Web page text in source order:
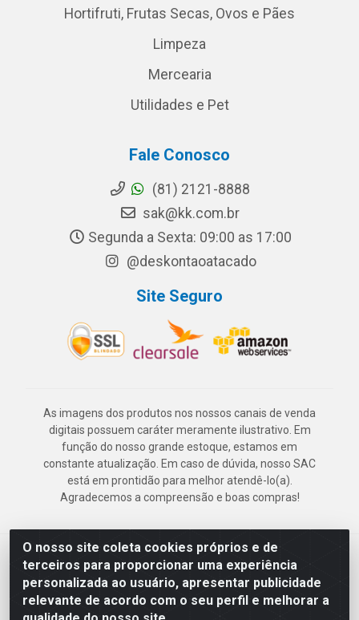
O nosso site coleta cookies próprios e de
terceiros para proporcionar uma experiência
personalizada ao usuário, apresentar publicidade
relevante de acordo com o seu perfil e melhorar a
Hortifruti, Frutas Secas, Ovos e Pães
Limpeza
Mercearia
Utilidades e Pet
Fale Conosco
(81) 2121-8888
sak@kk.com.br
Segunda a Sexta: 09:00 as 17:00
@deskontaoatacado
Site Seguro
As imagens dos produtos nos nossos canais de venda
digitais possuem caráter meramente ilustrativo. Em
função do nosso grande estoque, estamos em
constante atualização. Em caso de dúvida, nosso SAC
está em prontidão para melhor atendê-lo(a).
Agradecemos a compreensão e boas compras!
Deskontão Atacado - Av. Marechal Mascarenhas de Morais, 2471 -
Imbiribeira - Recife/PE - CEP 51.150-001 - CNPJ 24.150.377/0003-
57